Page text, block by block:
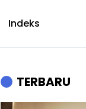
Indeks
TERBARU